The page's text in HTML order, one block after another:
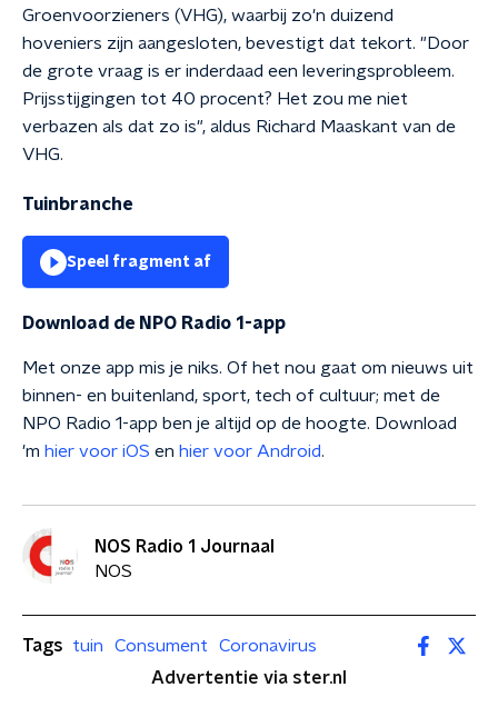
Groenvoorzieners (VHG), waarbij zo'n duizend
hoveniers zijn aangesloten, bevestigt dat tekort. "Door
de grote vraag is er inderdaad een leveringsprobleem.
Prijsstijgingen tot 40 procent? Het zou me niet
verbazen als dat zo is", aldus Richard Maaskant van de
VHG.
Tuinbranche
Speel fragment af
Download de NPO Radio 1-app
Met onze app mis je niks. Of het nou gaat om nieuws uit
binnen- en buitenland, sport, tech of cultuur; met de
NPO Radio 1-app ben je altijd op de hoogte. Download
'm hier voor iOS en hier voor Android.
NOS Radio 1 Journaal
NOS
Tags tuin Consument
Coronavirus
Advertentie via ster.nl